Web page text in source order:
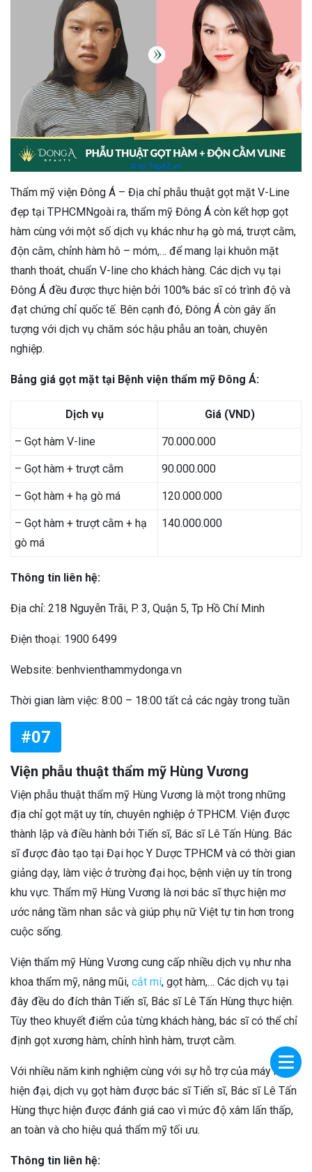
Thẩm mỹ viện Đông Á – Địa chỉ phẫu thuật gọt mặt V-Line
đẹp tại TPHCMNgoài ra, thẩm mỹ Đông Á còn kết hợp gọt
hàm cùng với một số dịch vụ khác như hạ gò má, trượt cằm,
độn cằm, chỉnh hàm hô – móm,… để mang lại khuôn mặt
thanh thoát, chuẩn V-line cho khách hàng. Các dịch vụ tại
Đông Á đều được thực hiện bởi 100% bác sĩ có trình độ và
đạt chứng chỉ quốc tế. Bên cạnh đó, Đông Á còn gây ấn
tượng với dịch vụ chăm sóc hậu phẫu an toàn, chuyên
nghiệp.
Bảng giá gọt mặt tại Bệnh viện thẩm mỹ Đông Á:
Dịch vụ Giá (VND)
– Gọt hàm V-line 70.000.000
– Gọt hàm + trượt cằm 90.000.000
– Gọt hàm + hạ gò má 120.000.000
– Gọt hàm + trượt cằm + hạ
gò má
140.000.000
Thông tin liên hệ:
Địa chỉ: 218 Nguyễn Trãi, P. 3, Quận 5, Tp Hồ Chí Minh
Điện thoại: 1900 6499
Website: benhvienthammydonga.vn
Thời gian làm việc: 8:00 – 18:00 tất cả các ngày trong tuần
#07
Viện phẫu thuật thẩm mỹ Hùng Vương
Viện phẫu thuật thẩm mỹ Hùng Vương là một trong những
địa chỉ gọt mặt uy tín, chuyên nghiệp ở TPHCM. Viện được
thành lập và điều hành bởi Tiến sĩ, Bác sĩ Lê Tấn Hùng. Bác
sĩ được đào tạo tại Đại học Y Dược TPHCM và có thời gian
giảng dạy, làm việc ở trường đại học, bệnh viện uy tín trong
khu vực. Thẩm mỹ Hùng Vương là nơi bác sĩ thực hiện mơ
ước nâng tầm nhan sắc và giúp phụ nữ Việt tự tin hơn trong
cuộc sống.
Viện thẩm mỹ Hùng Vương cung cấp nhiều dịch vụ như nha
khoa thẩm mỹ, nâng mũi, cắt mí, gọt hàm,… Các dịch vụ tại
đây đều do đích thân Tiến sĩ, Bác sĩ Lê Tấn Hùng thực hiện.
Tùy theo khuyết điểm của từng khách hàng, bác sĩ có thể chỉ
định gọt xương hàm, chỉnh hình hàm, trượt cằm.
Với nhiều năm kinh nghiệm cùng với sự hỗ trợ của máy móc
hiện đại, dịch vụ gọt hàm được bác sĩ Tiến sĩ, Bác sĩ Lê Tấn
Hùng thực hiện được đánh giá cao vì mức độ xâm lấn thấp,
an toàn và cho hiệu quả thẩm mỹ tối ưu.
Thông tin liên hệ: